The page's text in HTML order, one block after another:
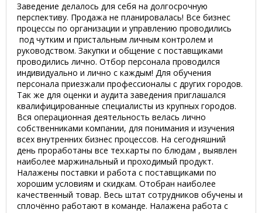
Заведение делалось для себя на долгосрочную
перспективу. Продажа не планировалась! Все бизнес
процессы по организации и управлению проводились
под чутким и пристальным личным контролем и
руководством. Закупки и общение с поставщиками
проводились лично. Отбор персонала проводился
индивидуально и лично с каждым! Для обучения
персонала приезжали профессионалы с других городов.
Так же для оценки и аудита заведения приглашался
квалифицированные специалисты из крупных городов.
Вся операционная деятельность велась лично
собственниками компании, для понимания и изучения
всех внутренних бизнес процессов. На сегодняшний
день проработаны все тех.карты по блюдам , выявлен
наиболее маржинальный и проходимый продукт.
Налажены поставки и работа с поставщиками по
хорошим условиям и скидкам. Отобран наиболее
качественный товар. Весь штат сотрудников обучены и
сплочённо работают в команде. Налажена работа с